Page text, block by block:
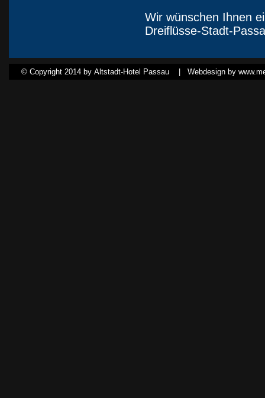
Wir wünschen Ihnen
Dreiflüsse-Stadt-
© Copyright 2014 by Altstadt-Hotel Passau | Webdesign by